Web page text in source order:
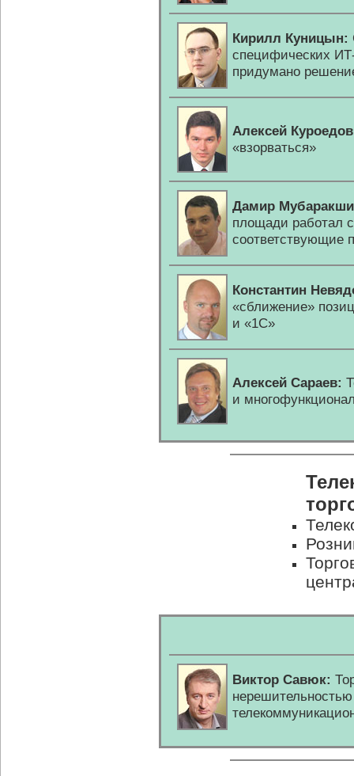
Кирилл Куницын:
специфических
придумано
Алексей
«взорваться»
Дамир
площади работал
соответствующие
Константин
«сближение»
и «1C»
Алексей Сараев:
и
Виктор Савюк: